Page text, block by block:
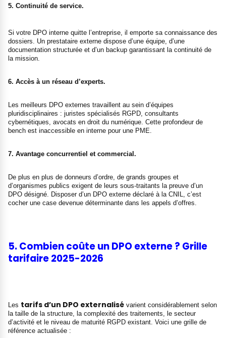
5. Continuité de service.
Si votre DPO interne quitte l’entreprise, il emporte sa connaissance des
dossiers. Un prestataire externe dispose d’une équipe, d’une
documentation structurée et d’un backup garantissant la continuité de
la mission.
6. Accès à un réseau d’experts.
Les meilleurs DPO externes travaillent au sein d’équipes
pluridisciplinaires : juristes spécialisés RGPD, consultants
cybernétiques, avocats en droit du numérique. Cette profondeur de
bench est inaccessible en interne pour une PME.
7. Avantage concurrentiel et commercial.
De plus en plus de donneurs d’ordre, de grands groupes et
d’organismes publics exigent de leurs sous-traitants la preuve d’un
DPO désigné. Disposer d’un DPO externe déclaré à la CNIL, c’est
cocher une case devenue déterminante dans les appels d’offres.
5. Combien coûte un DPO externe ? Grille
tarifaire 2025-2026
Les tarifs d’un DPO externalisé varient considérablement selon
la taille de la structure, la complexité des traitements, le secteur
d’activité et le niveau de maturité RGPD existant. Voici une grille de
référence actualisée :